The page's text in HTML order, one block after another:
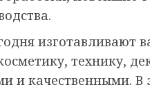
изготавливают
технику,
и качественными. В